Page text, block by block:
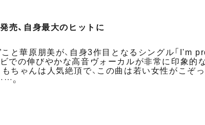
売、自身最大のヒットに
と華原朋美が、自身3作目となるシングル「I'm
ビでの伸びやかな高音ヴォーカルが非常に印象
ちゃんは人気絶頂で、この曲は若い女性がこぞ
。